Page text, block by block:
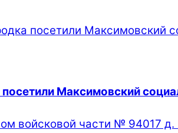
Максимовский